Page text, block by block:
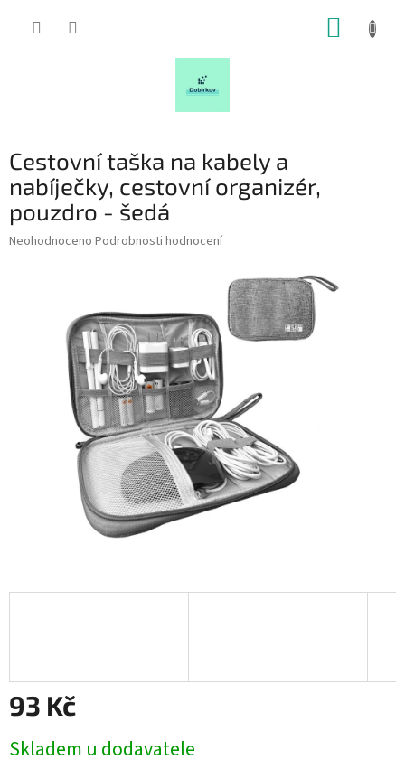
Cestovní taška na kabely a
nabíječky, cestovní organizér,
pouzdro - šedá
Průměrné
Neohodnoceno Podrobnosti hodnocení
93 Kč
cena:
Skladem u dodavatele